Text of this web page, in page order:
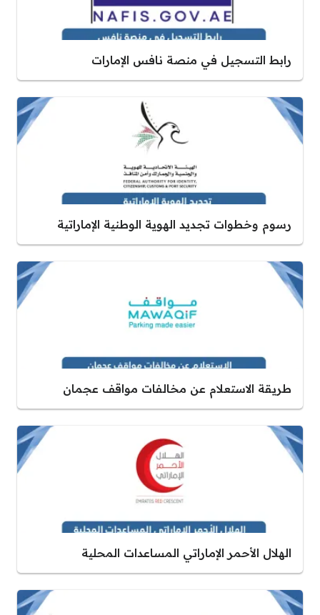
رابط التسجيل في منصة نافس الإمارات
رسوم وخطوات تجديد الهوية الوطنية الإماراتية
طريقة الاستعلام عن مخالفات مواقف عجمان
الهلال الأحمر الإماراتي المساعدات المحلية